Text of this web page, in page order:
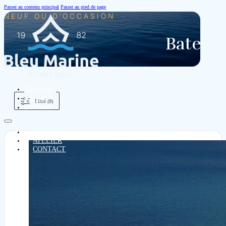
Passer au contenu principal Passer au pied de page
Atelier
Contact
SERVICES
ATELIER
CONTACT
NEUF OU D'OCCASION
Filtré (0)